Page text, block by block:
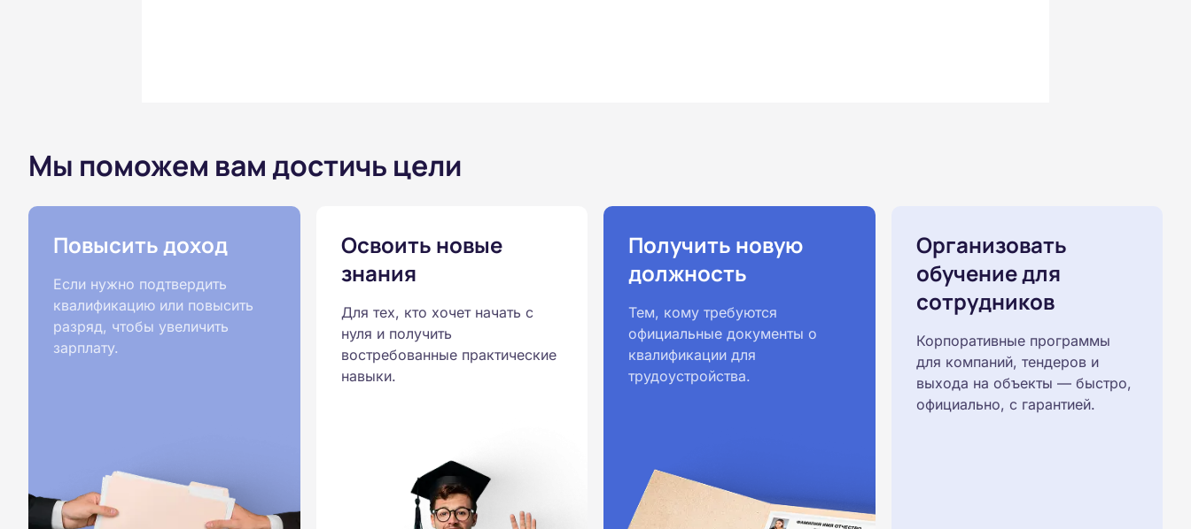
Мы поможем вам достичь цели
Повысить доход
Если нужно подтвердить
квалификацию или повысить
разряд, чтобы увеличить
зарплату.
Освоить новые
знания
Для тех, кто хочет начать с
нуля и получить
востребованные практические
навыки.
Получить новую
должность
Тем, кому требуются
официальные документы о
квалификации для
трудоустройства.
Организовать
обучение для
сотрудников
Корпоративные программы
для компаний, тендеров и
выхода на объекты — быстро,
официально, с гарантией.